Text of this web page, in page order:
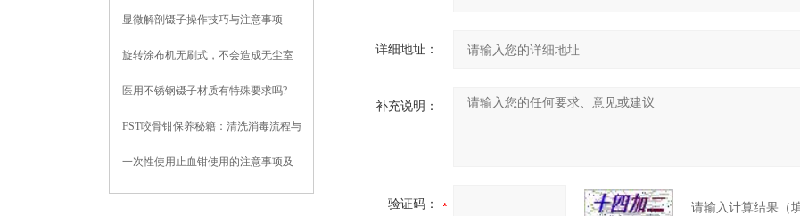
显微解剖镊子操作技巧与注意事项
旋转涂布机无刷式，不会造成无尘室
医用不锈钢镊子材质有特殊要求吗?
FST咬骨钳保养秘籍：清洗消毒流程与
一次性使用止血钳使用的注意事项及
详细地址：
补充说明：
验证码： 请输入计算结果（